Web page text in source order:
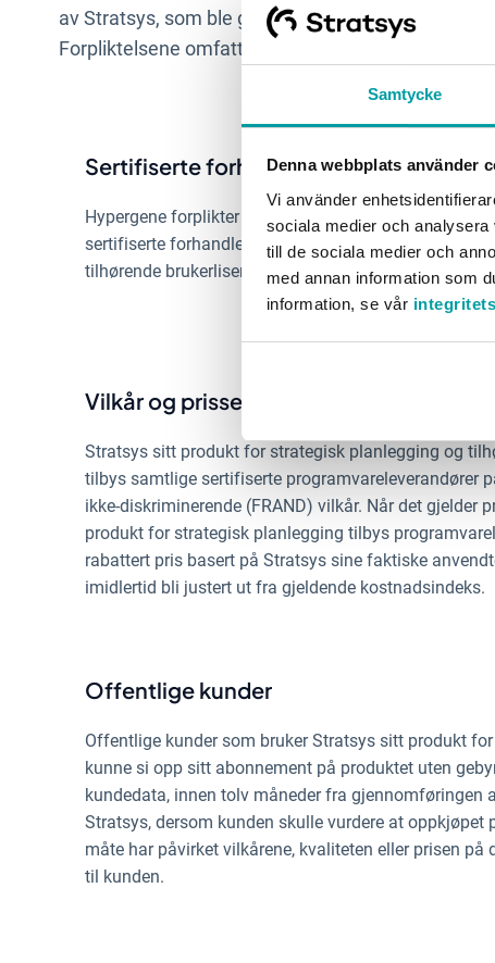
Samtycke
Denna webbplats använder
Vi använder
sociala medier och
till de sociala medier och
med annan information som
information, se vår
av Stratsys, som ble godkjent etter at Hypergene
Forpliktelsene omfatter hovedsakelig det
Sertifiserte forhandlere
Hypergene forplikter seg til å tillate andre
sertifiserte forhandlere av Stratsys sitt produkt for
tilhørende brukerlisenser, for salg til kunder i offentlig
Vilkår og prissetting
Stratsys sitt produkt for strategisk planlegging og
tilbys samtlige sertifiserte programvareleverandører
ikke-diskriminerende (FRAND) vilkår. Når det gjelder
produkt for strategisk planlegging tilbys
rabattert pris basert på Stratsys sine faktiske
imidlertid bli justert ut fra gjeldende kostnadsindeks.
Offentlige kunder
Offentlige kunder som bruker Stratsys sitt produkt
kunne si opp sitt abonnement på produktet uten
kundedata, innen tolv måneder fra gjennomføringen
Stratsys, dersom kunden skulle vurdere at oppkjøpet
måte har påvirket vilkårene, kvaliteten eller prisen på
til kunden.